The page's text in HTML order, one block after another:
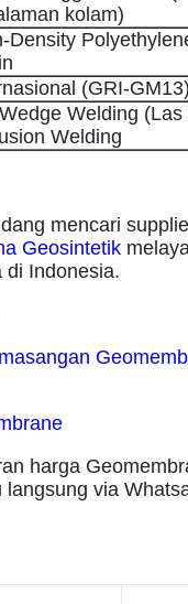
kolam)
Density
(GRI-
Welding
Welding
mencari
Geosintetik
di Indonesia.
harga
langsung via